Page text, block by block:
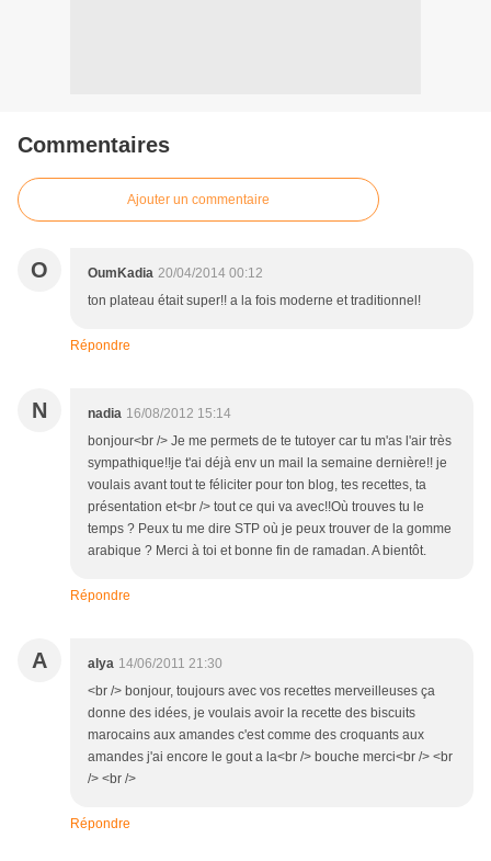
Commentaires
Ajouter un commentaire
O OumKadia 20/04/2014 00:12
ton plateau était super!! a la fois moderne et traditionnel!
Répondre
N nadia 16/08/2012 15:14
bonjour<br /> Je me permets de te tutoyer car tu m'as l'air très
sympathique!!je t'ai déjà env un mail la semaine dernière!! je
voulais avant tout te féliciter pour ton blog, tes recettes, ta
présentation et<br /> tout ce qui va avec!!Où trouves tu le
temps ? Peux tu me dire STP où je peux trouver de la gomme
arabique ? Merci à toi et bonne fin de ramadan. A bientôt.
Répondre
A alya 14/06/2011 21:30
<br /> bonjour, toujours avec vos recettes merveilleuses ça
donne des idées, je voulais avoir la recette des biscuits
marocains aux amandes c'est comme des croquants aux
amandes j'ai encore le gout a la<br /> bouche merci<br /> <br
/> <br />
Répondre